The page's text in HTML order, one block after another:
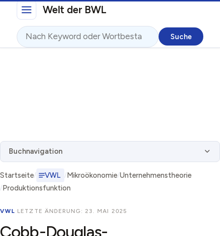
Direkt zum InhaltWelt der BWL
Suche
Buchnavigation
Startseite VWL Mikroökonomie Unternehmenstheorie
Produktionsfunktion
VWL· LETZTE ÄNDERUNG: 23. MAI 2025
Cobb-Douglas-